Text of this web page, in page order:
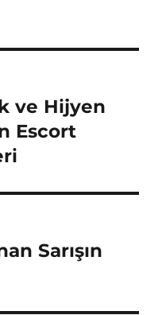
ve Hijyen
Escort
Sarışın